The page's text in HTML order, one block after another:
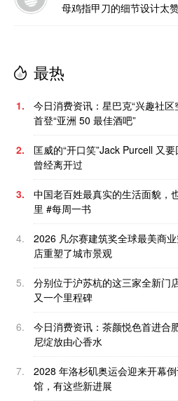
母鸡指甲刀的细节设计太
最热
1.
今日消费资讯：星巴克“兴趣社
首登“亚洲 50 最佳酒吧”
2.
匡威的“开口笑”Jack Purcell 又
曾经离开过
3.
中国老百姓最真实的生活面貌，
里 #每周一书
4.
2026 凡尔赛建筑奖全球最美商
店重塑了城市景观
5.
分别位于沪苏杭的这三家全新门
又一个里程碑
6.
今日消费资讯：茶颜悦色首进合
尼绽放由心香水
7.
2028 年洛杉矶奥运会迎来开幕
馆，有这些新进展